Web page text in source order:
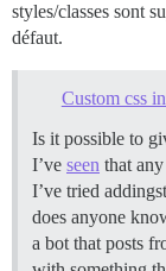
styles/classes sont
défaut.
Custom css
Is it possible to
I’ve seen that
I’ve tried
does anyone
a bot that posts